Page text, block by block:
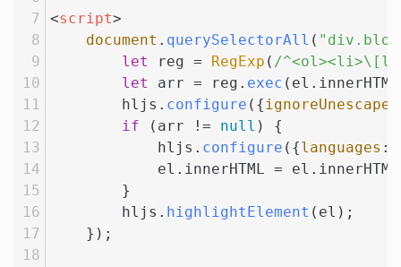
<script>
document . querySelectorAll (
let
reg = RegExp ( /
let
arr = reg. exec (el. innerHTML
        hljs.
configure ({
if (arr != null ) {
            hljs.
configure ({languages :
            el.
innerHTML = el. innerHTML
        }
        hljs.
highlightElement (el);
    });